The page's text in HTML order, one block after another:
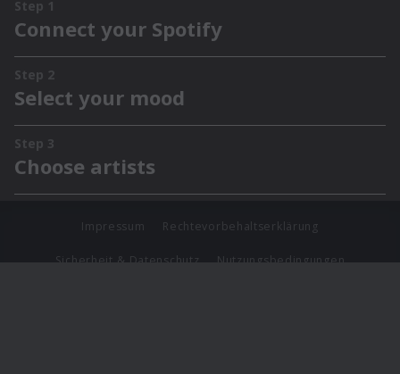
Impressum Rechtevorbehaltserklärung
Sicherheit & Datenschutz Nutzungsbedingungen